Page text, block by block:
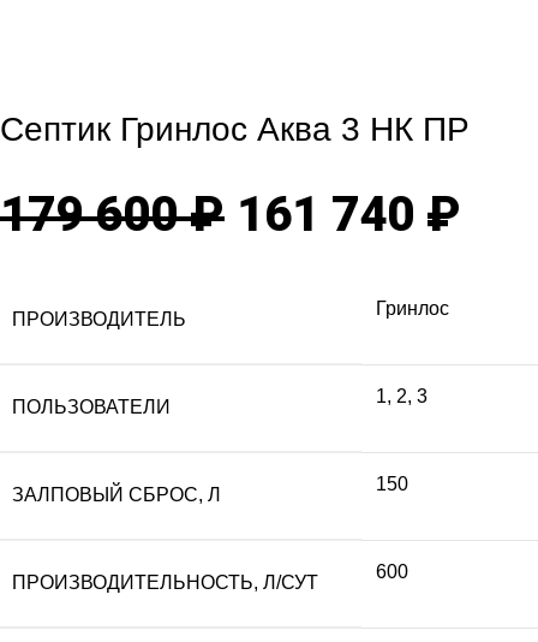
Септик Гринлос Аква 3 НК ПР
179 600₽
составляла
161 740 ₽
ПРОИЗВОДИТЕЛЬ
Гринлос
ПОЛЬЗОВАТЕЛИ
1, 2, 3
ЗАЛПОВЫЙ СБРОС, Л
150
ПРОИЗВОДИТЕЛЬНОСТЬ, Л/СУТ
600